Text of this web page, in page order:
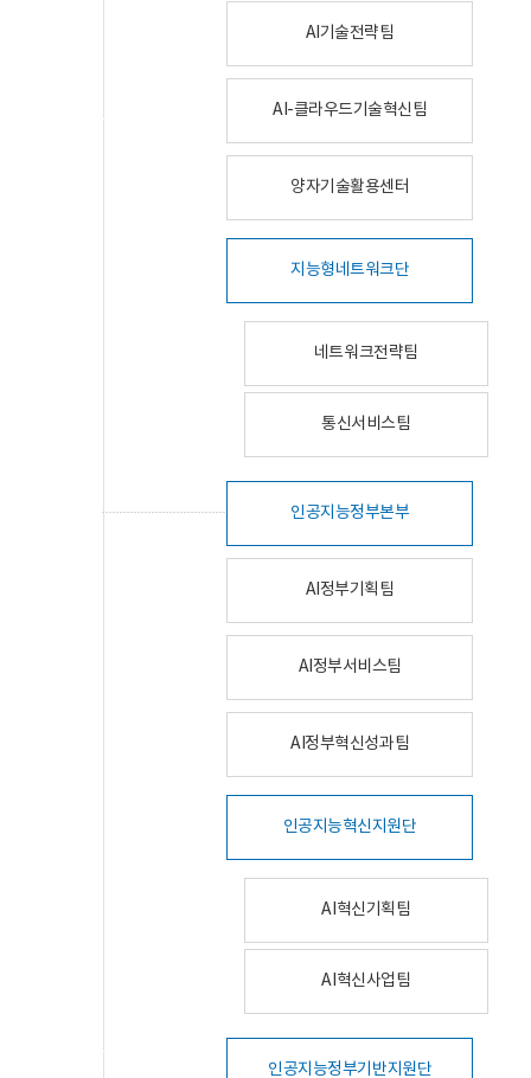
AI기술전략팀
AI-클라우드기술혁신팀
양자기술활용센터
지능형네트워크단
네트워크전략팀
통신서비스팀
인공지능정부본부
AI정부기획팀
AI정부서비스팀
AI정부혁신성과팀
인공지능혁신지원단
AI혁신기획팀
AI혁신사업팀
인공지능정부기반지원단